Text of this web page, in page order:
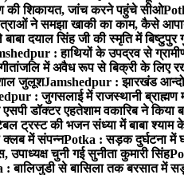
की शिकायत, जांच करने पहुंचे सीओ
ने समझा खाकी का काम, कैसे
दयाल सिंह जी की स्मृति में बिष्टुपुर
: हाथियों के उपद्रव से
में अवैध रूप से बिक्री के लिए
जुलूशJamshedpur : झारखंड
: जुगसलाई में राजस्थानी ब्राह्मण
डॉक्टर एहतेशाम वकारिब ने किया
ट्रस्ट की भजन संध्या में बाबा
क्लब में संपन्नPotka : सड़क दुर्घटना में
चुनी गई सुनीता कुमारी सिंह
बालिजुडी से बासिला तक बरसात में